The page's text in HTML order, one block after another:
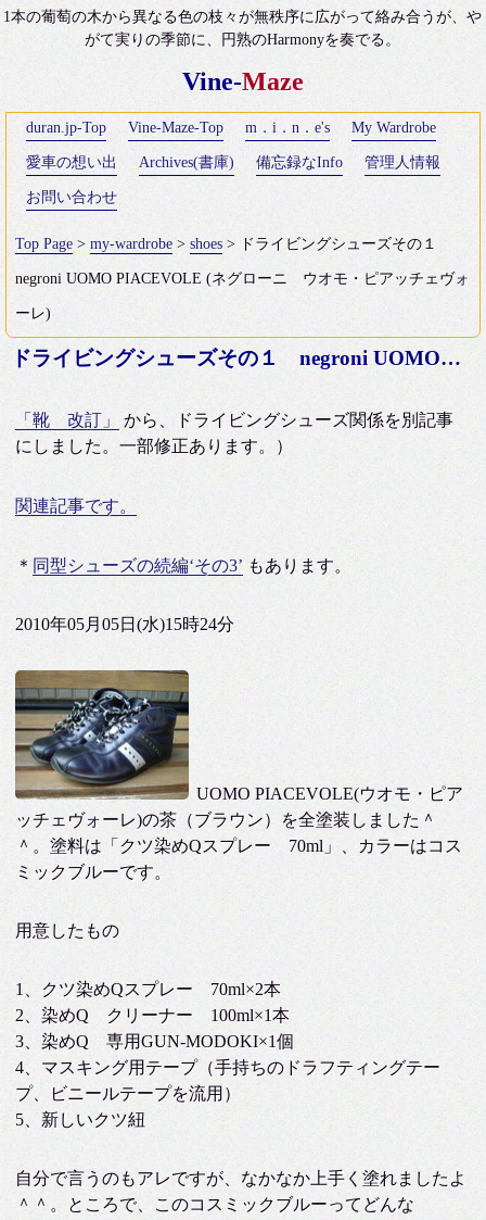
1本の葡萄の木から異なる色の枝々が無秩序に広がって絡み合うが、や
がて実りの季節に、円熟のHarmonyを奏でる。
Vine-Maze
duran.jp-Top Vine-Maze-Top m．i．n．e's My Wardrobe
愛車の想い出 Archives(書庫) 備忘録なInfo 管理人情報
お問い合わせ
Top Page >my-wardrobe >shoes > ドライビングシューズその１
negroni UOMO PIACEVOLE (ネグローニ ウオモ・ピアッチェヴォ
ーレ)
ドライビングシューズその１ negroni UOMO PIACEVOLE (ネグローニ ウオモ・ピアッチェヴォーレ)
「靴 改訂」
から、ドライビングシューズ関係を別記事
にしました。一部修正あります。）
関連記事です。
＊ 同型シューズの続編‘その3’ もあります。
2010年05月05日(水)15時24分
UOMO PIACEVOLE(ウオモ・ピア
ッチェヴォーレ)の茶（ブラウン）を全塗装しました＾
＾。塗料は「クツ染めQスプレー 70ml」、カラーはコス
ミックブルーです。
用意したもの
1、クツ染めQスプレー 70ml×2本
2、染めQ クリーナー 100ml×1本
3、染めQ 専用GUN-MODOKI×1個
4、マスキング用テープ（手持ちのドラフティングテー
プ、ビニールテープを流用）
5、新しいクツ紐
自分で言うのもアレですが、なかなか上手く塗れましたよ
＾＾。ところで、このコスミックブルーってどんな